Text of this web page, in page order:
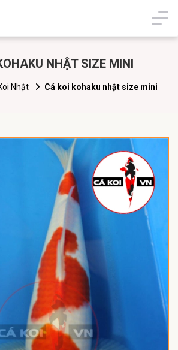
NHẬT SIZE MINI
Nhật Cá koi kohaku nhật size mini